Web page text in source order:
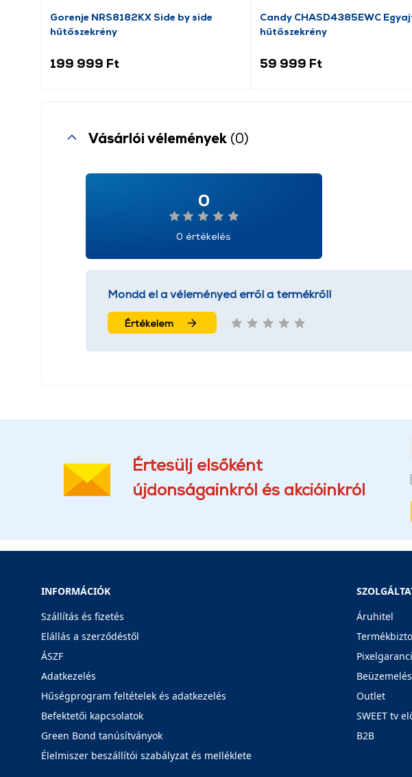
Gorenje NRS8182KX Side by side
hűtőszekrény
199 999 Ft
Candy CHASD4385EWC
hűtőszekrény
59 999 Ft
Vásárlói vélemények (0)
0
0 értékelés
Mondd el a véleményed erről a termékről!
Értékelem
Értesülj elsőként
újdonságainkról és akcióinkról
INFORMÁCIÓK
Szállítás és fizetés
Elállás a szerződéstől
ÁSZF
Adatkezelés
Hűségprogram feltételek és adatkezelés
Befektetői kapcsolatok
Green Bond tanúsítványok
Élelmiszer beszállítói szabályzat és melléklete
Áruhitel
Beüzemelés
Outlet
SWEET tv
B2B